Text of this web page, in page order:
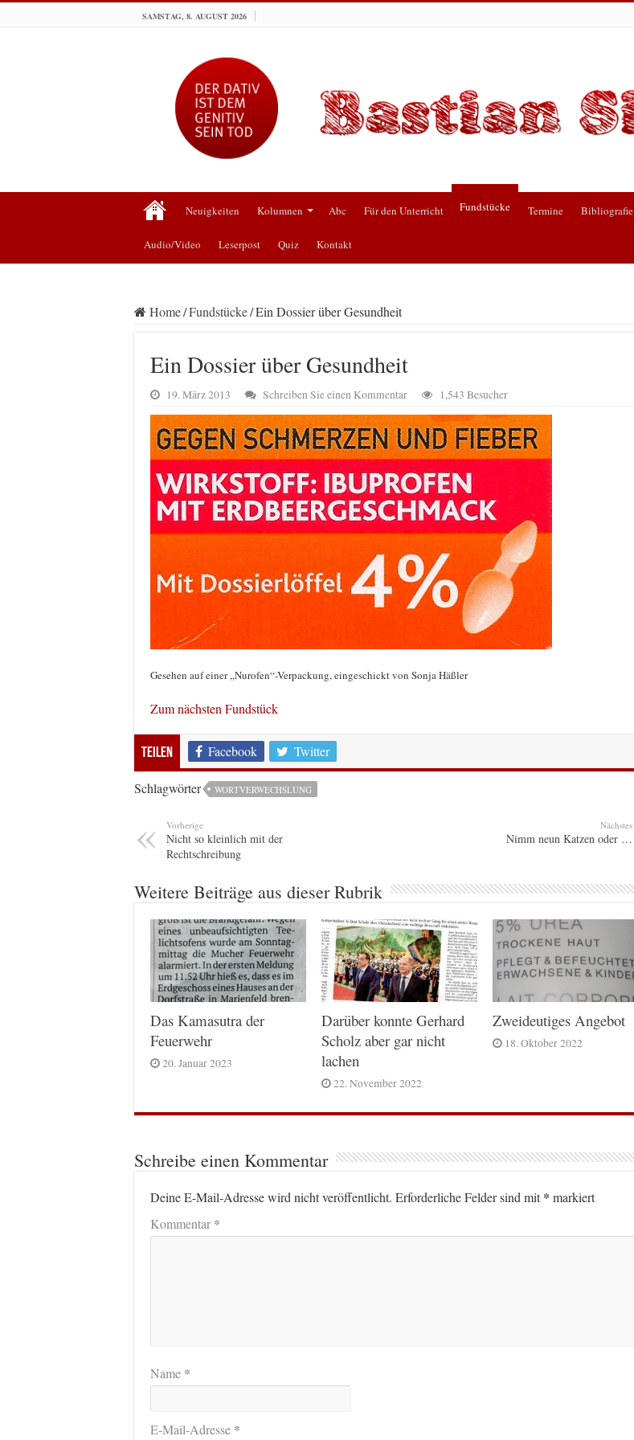
SAMSTAG, 8. AUGUST 2026
Neuigkeiten Kolumnen Abc Für den Unterricht Fundstücke Termine Bibliografie
Audio/Video Leserpost Quiz Kontakt
Home/Fundstücke/Ein Dossier über Gesundheit
Ein Dossier über Gesundheit
19. März 2013 Schreiben Sie einen Kommentar 1,543 Besucher
Gesehen auf einer „Nurofen“-Verpackung, eingeschickt von Sonja Häßler
Zum nächsten Fundstück
Teilen Facebook Twitter
Schlagwörter WORTVERWECHSLUNG
Vorherige
Nicht so kleinlich mit der
Rechtschreibung
Nächstes
Nimm neun Katzen oder …
Weitere Beiträge aus dieser Rubrik
Das Kamasutra der
Feuerwehr
20. Januar 2023
Darüber konnte Gerhard
Scholz aber gar nicht
lachen
22. November 2022
Zweideutiges Angebot
18. Oktober 2022
Schreibe einen Kommentar
Deine E-Mail-Adresse wird nicht veröffentlicht. Erforderliche Felder sind mit* markiert
Kommentar*
Name *
E-Mail-Adresse *